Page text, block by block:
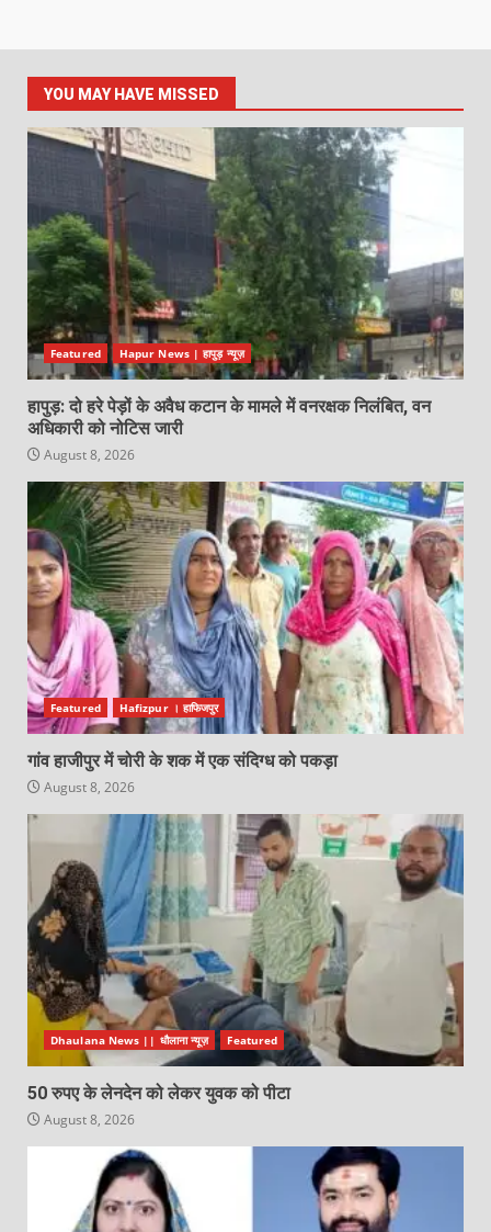
YOU MAY HAVE MISSED
Featured Hapur News | हापुड़ न्यूज़
हापुड़: दो हरे पेड़ों के अवैध कटान के मामले में वनरक्षक निलंबित, वन
अधिकारी को नोटिस जारी
August 8, 2026
Featured Hafizpur । हाफिजपुर
गांव हाजीपुर में चोरी के शक में एक संदिग्ध को पकड़ा
August 8, 2026
Dhaulana News || धौलाना न्यूज़ Featured
50 रुपए के लेनदेन को लेकर युवक को पीटा
August 8, 2026